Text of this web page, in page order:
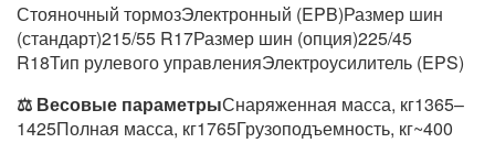
Стояночный тормозЭлектронный (EPB)Размер шин
(стандарт)215/55 R17Размер шин (опция)225/45
R18Тип рулевого управленияЭлектроусилитель (EPS)
⚖️ Весовые параметрыСнаряженная масса, кг1365–
1425Полная масса, кг1765Грузоподъемность, кг~400